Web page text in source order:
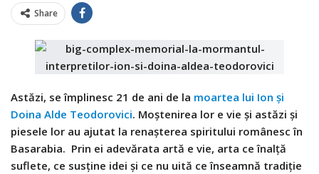
Share
Astăzi, se împlinesc 21 de ani de la moartea lui Ion şi
Doina Alde Teodorovici. Moştenirea lor e vie şi astăzi şi
piesele lor au ajutat la renaşterea spiritului românesc în
Basarabia. Prin ei adevărata artă e vie, arta ce înalţă
suflete, ce susţine idei şi ce nu uită ce înseamnă tradiţie